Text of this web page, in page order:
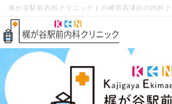
梶が谷駅前内科クリニック | 川崎市高津区の内科ク